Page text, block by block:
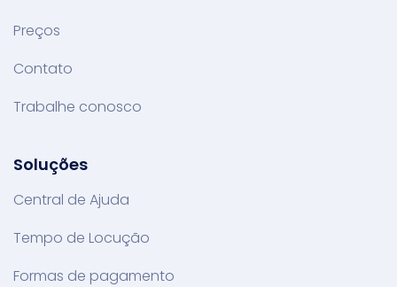
Preços
Contato
Trabalhe conosco
Soluções
Central de Ajuda
Tempo de Locução
Formas de pagamento